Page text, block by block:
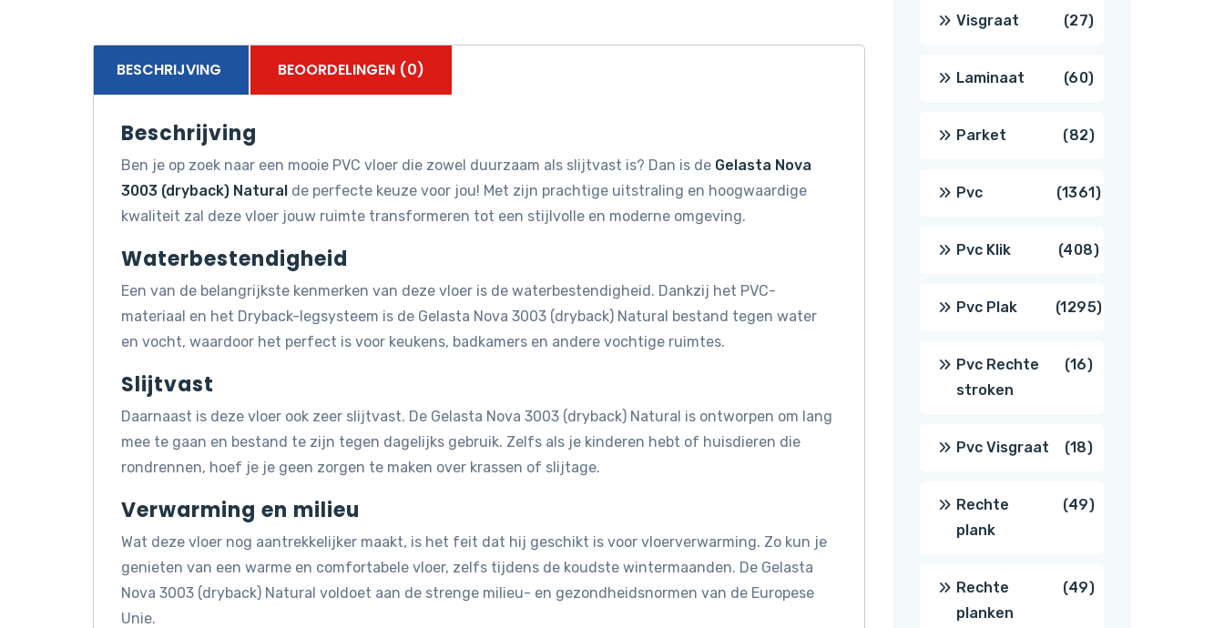
BESCHRIJVING BEOORDELINGEN (0)
Beschrijving
Ben je op zoek naar een mooie PVC vloer die zowel duurzaam als slijtvast is? Dan is de Gelasta Nova
3003 (dryback) Natural de perfecte keuze voor jou! Met zijn prachtige uitstraling en hoogwaardige
kwaliteit zal deze vloer jouw ruimte transformeren tot een stijlvolle en moderne omgeving.
Waterbestendigheid
Een van de belangrijkste kenmerken van deze vloer is de waterbestendigheid. Dankzij het PVC-
materiaal en het Dryback-legsysteem is de Gelasta Nova 3003 (dryback) Natural bestand tegen water
en vocht, waardoor het perfect is voor keukens, badkamers en andere vochtige ruimtes.
Slijtvast
Daarnaast is deze vloer ook zeer slijtvast. De Gelasta Nova 3003 (dryback) Natural is ontworpen om lang
mee te gaan en bestand te zijn tegen dagelijks gebruik. Zelfs als je kinderen hebt of huisdieren die
rondrennen, hoef je je geen zorgen te maken over krassen of slijtage.
Verwarming en milieu
Wat deze vloer nog aantrekkelijker maakt, is het feit dat hij geschikt is voor vloerverwarming. Zo kun je
genieten van een warme en comfortabele vloer, zelfs tijdens de koudste wintermaanden. De Gelasta
Nova 3003 (dryback) Natural voldoet aan de strenge milieu- en gezondheidsnormen van de Europese
Unie.
producten
Visgraat 2727
producten
Laminaat 6060
producten
Parket 8282
producten
Pvc 13611361
producten
Pvc Klik 408408
producten
Pvc Plak 12951295
Pvc Rechte
stroken
1616
Pvc Visgraat 1818
producten
Rechte
plank
4949
Rechte
planken
4949